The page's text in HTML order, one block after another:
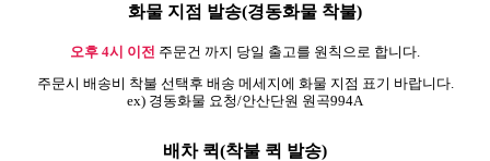
화물 지점 발송(경동화물 착불)
오후 4시 이전 주문건 까지 당일 출고를 원칙으로 합니다.
주문시 배송비 착불 선택후 배송 메세지에 화물 지점 표기 바랍니다.
ex) 경동화물 요청/안산단원 원곡994A
배차 퀵(착불 퀵 발송)